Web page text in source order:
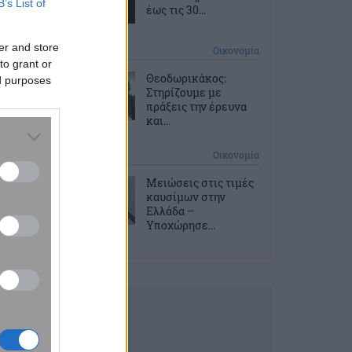
List of
and store
grant or
purposes
έως τις 30...
7 ώρες πριν Οικονομία
Θεοδωρικάκος:
Στηρίζουμε με
πράξεις την έρευνα
και...
Οικονομία
Μειώσεις στις τιμές
καυσίμων στην
Ελλάδα –
Υποχώρησε...